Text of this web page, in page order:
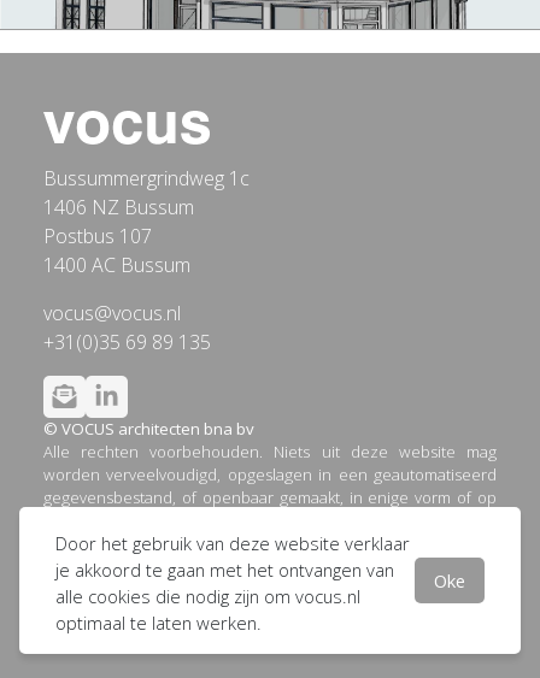
Door het gebruik van deze website verklaar
je akkoord te gaan met het ontvangen van
alle cookies die nodig zijn om vocus.nl
optimaal te laten werken.
Oke
Bussummergrindweg 1c
1406 NZ Bussum
Postbus 107
1400 AC Bussum
vocus@vocus.nl
+31(0)35 69 89 135
© VOCUS architecten bna bv
Alle rechten voorbehouden. Niets uit deze website mag
worden verveelvoudigd, opgeslagen in een geautomatiseerd
gegevensbestand, of openbaar gemaakt, in enige vorm of op
kopieën, of op welke andere manier dan ook, zonder
voorafgaande schriftelijke toestemming van VOCUS
architecten bna bv.